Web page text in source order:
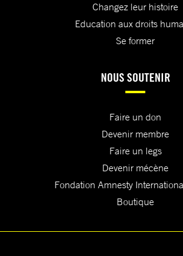
Changez leur histoire
Education aux droits
Se former
NOUS SOUTENIR
Faire un don
Devenir membre
Faire un legs
Devenir mécène
Fondation Amnesty
Boutique